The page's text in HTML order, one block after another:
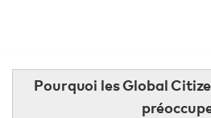
Pourquoi les Global